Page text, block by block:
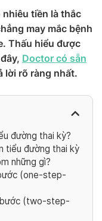
tiền là thắc
may mắc bệnh
Thấu hiểu được
Doctor có sẵn
lời rõ ràng nhất.
đường thai kỳ?
tiểu đường thai kỳ
những gì?
(one-step-
bước (two-step-